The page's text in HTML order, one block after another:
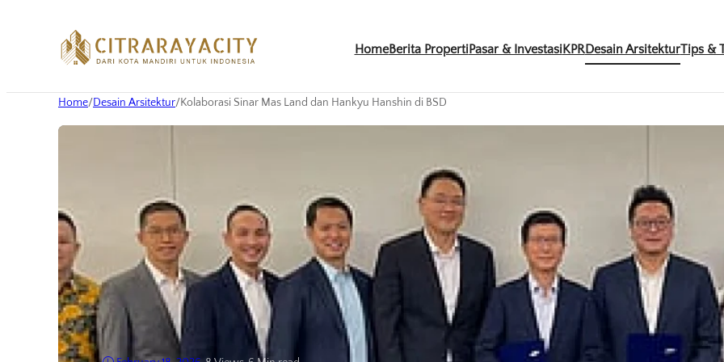
HomeBerita PropertiPasar & InvestasiKPRDesain ArsitekturTips &
Home/Desain Arsitektur/Kolaborasi Sinar Mas Land dan Hankyu Hanshin di BSD